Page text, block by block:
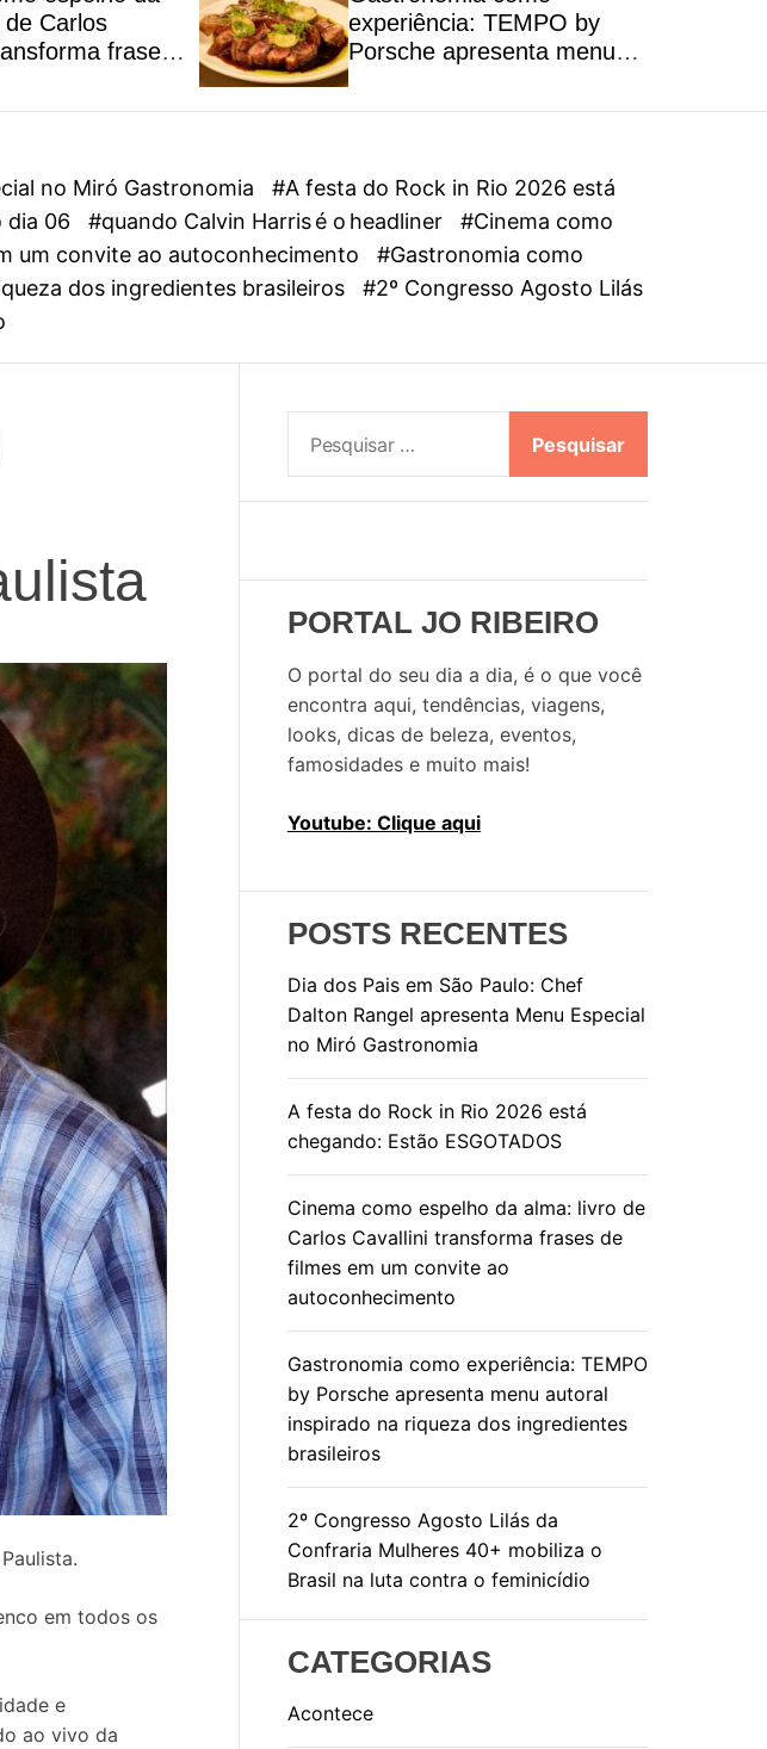
l
o
o
Carlos
frases
um convite ao
experiência: TEMPO by
Porsche apresenta menu
autoral inspirado na riqueza
dos ingredientes brasileiros
no Miró Gastronomia
#A festa do Rock in Rio 2026 está
dia 06
#quando Calvin Harris é o headliner
#Cinema como
um convite ao autoconhecimento
#Gastronomia como
dos ingredientes brasileiros
#2º Congresso Agosto Lilás
em todos os
e
ao vivo da
s
i
a
r
o
r
PORTAL JO RIBEIRO
O portal do seu dia a dia, é o que você
encontra aqui, tendências, viagens,
looks, dicas de beleza, eventos,
famosidades e muito mais!
Youtube: Clique aqui
POSTS RECENTES
Dia dos Pais em São Paulo: Chef
Dalton Rangel apresenta Menu Especial
no Miró Gastronomia
A festa do Rock in Rio 2026 está
chegando: Estão ESGOTADOS
Cinema como espelho da alma: livro de
Carlos Cavallini transforma frases de
filmes em um convite ao
autoconhecimento
Gastronomia como experiência: TEMPO
by Porsche apresenta menu autoral
inspirado na riqueza dos ingredientes
brasileiros
2º Congresso Agosto Lilás da
Confraria Mulheres 40+ mobiliza o
Brasil na luta contra o feminicídio
CATEGORIAS
Acontece